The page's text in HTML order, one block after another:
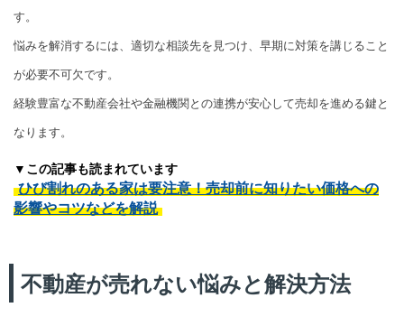
す。
悩みを解消するには、適切な相談先を見つけ、早期に対策を講じること
が必要不可欠です。
経験豊富な不動産会社や金融機関との連携が安心して売却を進める鍵と
なります。
▼この記事も読まれています
ひび割れのある家は要注意！売却前に知りたい価格への
影響やコツなどを解説
不動産が売れない悩みと解決方法